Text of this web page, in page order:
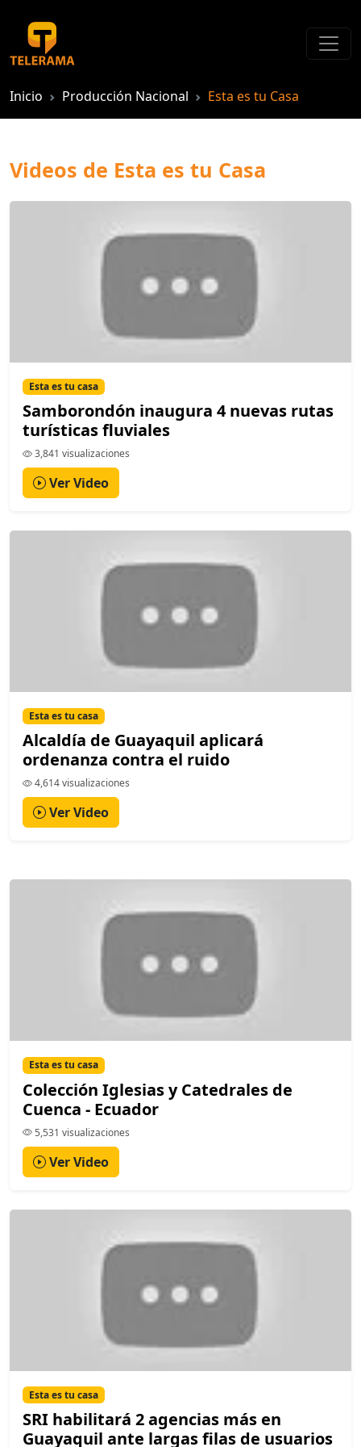
Inicio Producción Nacional Esta es tu Casa
Videos de Esta es tu Casa
Esta es tu casa
Samborondón inaugura 4 nuevas rutas
turísticas fluviales
3,841 visualizaciones
Ver Video
Esta es tu casa
Alcaldía de Guayaquil aplicará
ordenanza contra el ruido
4,614 visualizaciones
Ver Video
Esta es tu casa
Colección Iglesias y Catedrales de
Cuenca - Ecuador
5,531 visualizaciones
Ver Video
Esta es tu casa
SRI habilitará 2 agencias más en
Guayaquil ante largas filas de usuarios